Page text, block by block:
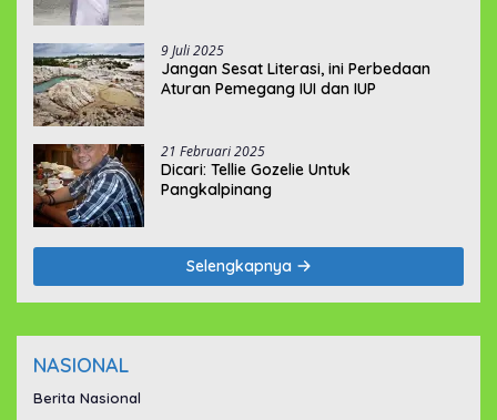
9 Juli 2025
Jangan Sesat Literasi, ini Perbedaan
Aturan Pemegang IUI dan IUP
21 Februari 2025
Dicari: Tellie Gozelie Untuk
Pangkalpinang
Selengkapnya
NASIONAL
Berita Nasional